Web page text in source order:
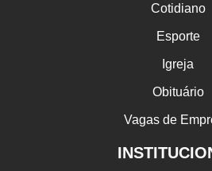
Cotidiano
Esporte
Igreja
Obituário
Vagas de